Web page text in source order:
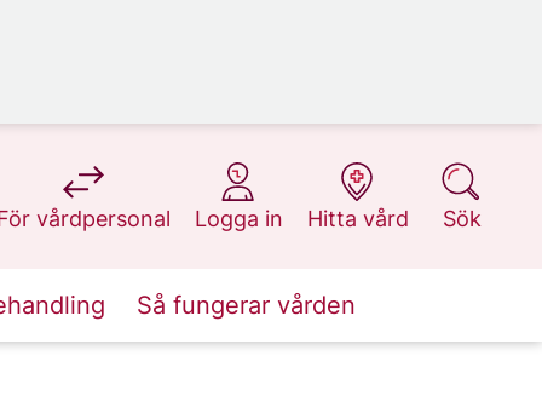
vårdpersonal
på 1177.se
Logga in
på 1177.se
Hitta vård
på 1177.se
Sök
på 1177.se
Så fungerar vården